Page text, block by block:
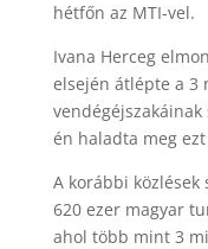
hétfőn az MTI-vel.
Ivana Herceg
elsején átlépte a 3
én haladta meg
A korábbi
620 ezer magyar
ahol több mint 3